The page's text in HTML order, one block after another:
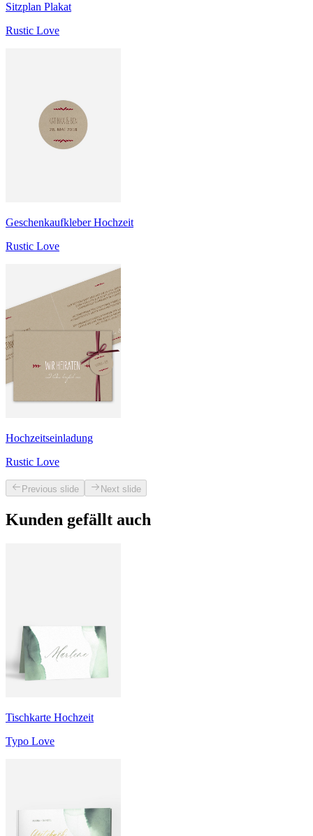
Sitzplan Plakat
Rustic Love
Geschenkaufkleber Hochzeit
Rustic Love
Hochzeitseinladung
Rustic Love
Previous slide Next slide
Kunden gefällt auch
Tischkarte Hochzeit
Typo Love